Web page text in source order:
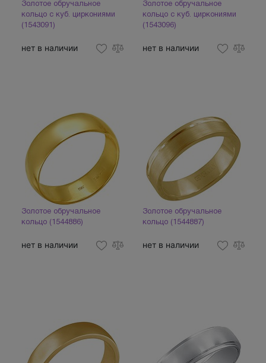
Золотое обручальное
кольцо с куб. циркониями
(1543091)
нет в наличии
Золотое обручальное
кольцо с куб. циркониями
(1543096)
нет в наличии
Золотое обручальное
кольцо (1544886)
нет в наличии
Золотое обручальное
кольцо (1544887)
нет в наличии